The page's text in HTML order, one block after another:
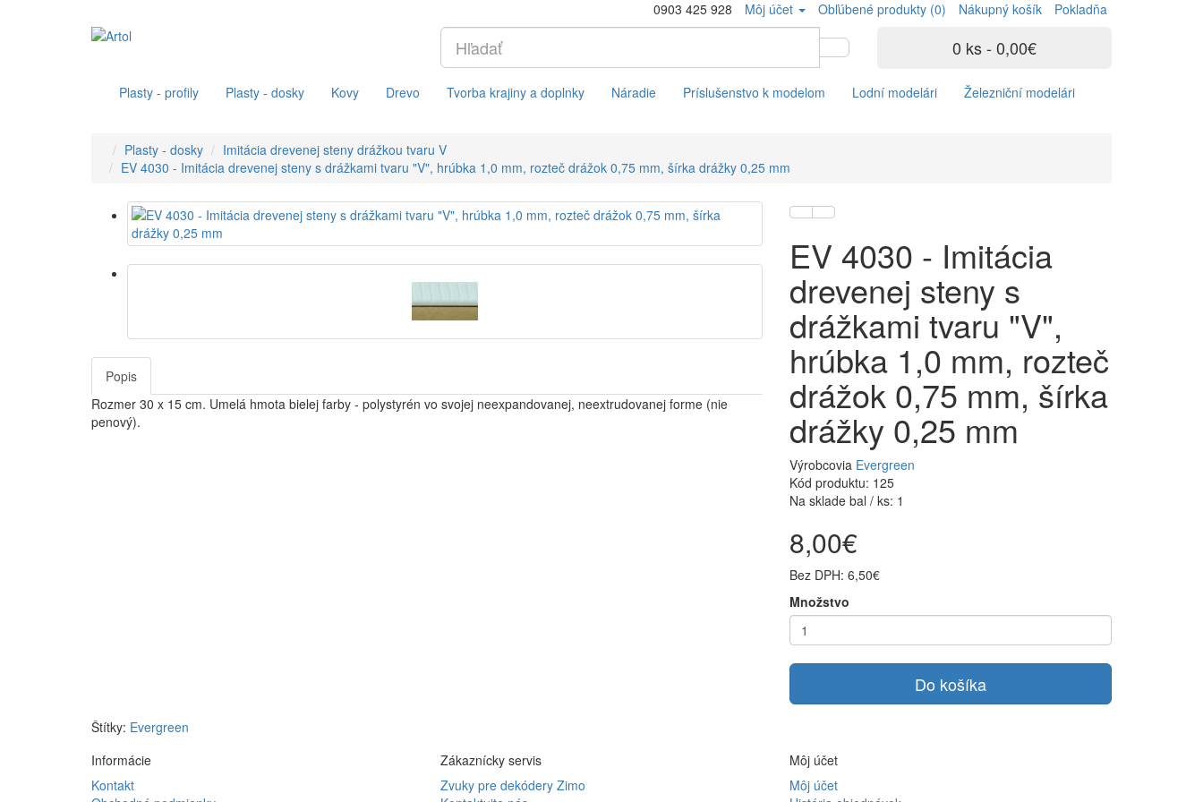
0903 425 928 Môj účet Obľúbené produkty (0) Nákupný košík Pokladňa
0 ks - 0,00€
Plasty - profily Plasty - dosky Kovy Drevo Tvorba krajiny a doplnky Náradie Príslušenstvo k modelom Lodní modelári Železniční modelári
Plasty - dosky
Imitácia drevenej steny drážkou tvaru V
EV 4030 - Imitácia drevenej steny s drážkami tvaru "V", hrúbka 1,0 mm, rozteč drážok 0,75 mm, šírka drážky 0,25 mm
Popis
Rozmer 30 x 15 cm. Umelá hmota bielej farby - polystyrén vo svojej neexpandovanej, neextrudovanej forme (nie
penový).
EV 4030 - Imitácia
drevenej steny s
drážkami tvaru "V",
hrúbka 1,0 mm, rozteč
drážok 0,75 mm, šírka
drážky 0,25 mm
Výrobcovia Evergreen
Kód produktu: 125
Na sklade bal / ks: 1
8,00€
Bez DPH: 6,50€
Množstvo
Do košíka
Štítky: Evergreen
Informácie
Kontakt
Zákaznícky servis
Zvuky pre dekódery Zimo
Môj účet
Môj účet